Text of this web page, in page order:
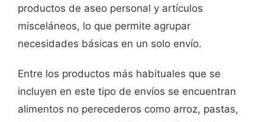
productos de aseo personal y artículos
misceláneos, lo que permite agrupar
necesidades básicas en un solo envío.
Entre los productos más habituales que se
incluyen en este tipo de envíos se encuentran
alimentos no perecederos como arroz, pastas,